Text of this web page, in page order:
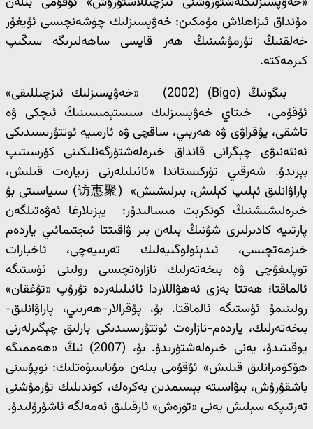
مۇنداق ئىزاھلاش مۇمكىن: خەۋپسىزلىك چۈشەنچىسى ئۇيغۇر
خەلقنىڭ تۇرمۇشىنىڭ ھەر قايسى ساھەلىرىگە سىڭىپ
كىرمەكتە.
بىگونىڭ (Bigo) (2002) «خەۋپسىزلىك ئىزچىللىقى»
ئۇقۇمى، خىتاي خەۋپسىزلىك سىستېمىسىنىڭ ئىچكى ۋە
تاشقى، پۇقراۋى ۋە ھەربىي، ساقچى ۋە ئارمىيە ئوتتۇرىسىدىكى
ئەنئەنىۋى چېگرانى قانداق خىرەلەشتۈرگەنلىكىنى كۆرسىتىپ
بېرىدۇ. شەرقىي تۈركىستاندا «ئائىلىلەرنى زىيارەت قىلىش،
پاراۋانلىق ئېلىپ كېلىش، بىرلىشىش» (访惠聚) سىياسىتى بۇ
خىرەلىشىشنىڭ كونكرېت مىسالىدۇر: يېزىلارغا ئەۋەتىلگەن
پارتىيە كادىرلىرى شۇنىڭ بىلەن بىر ۋاقىتتا ئىجتىمائىي ياردەم
خىزمەتچىسى، ئىدېئولوگىيەلىك تەربىيەچى، ئاخبارات
توپلىغۇچى ۋە بىخەتەرلىك نازارەتچىسى رولىنى ئۈستىگە
ئالماقتا؛ ھەتتا بەزى ئەھۋاللاردا ئائىلىلەردە تۇرۇپ «تۇغقان»
رولىنىمۇ ئۈستىگە ئالماقتا. بۇ، پۇقرالار-ھەربىي، پاراۋانلىق-
بىخەتەرلىك، ياردەم-نازارەت ئوتتۇرىسىدىكى بارلىق چېگىرلەرنى
يوقىتىدۇ، يەنى خىرەلەشتۈرىدۇ. بۇ، (2007) نىڭ «ھەممىگە
ھۆكۈمرانلىق قىلىش» ئۇقۇمى بىلەن مۇناسىۋەتلىك: نوپۇسنى
باشقۇرۇش، بىۋاسىتە بېسىمدىن بەكرەك، كۈندىلىك تۇرمۇشنى
تەرتىپكە سېلىش يەنى «تۈزەش» ئارقىلىق ئەمەلگە ئاشۇرۇلىدۇ.